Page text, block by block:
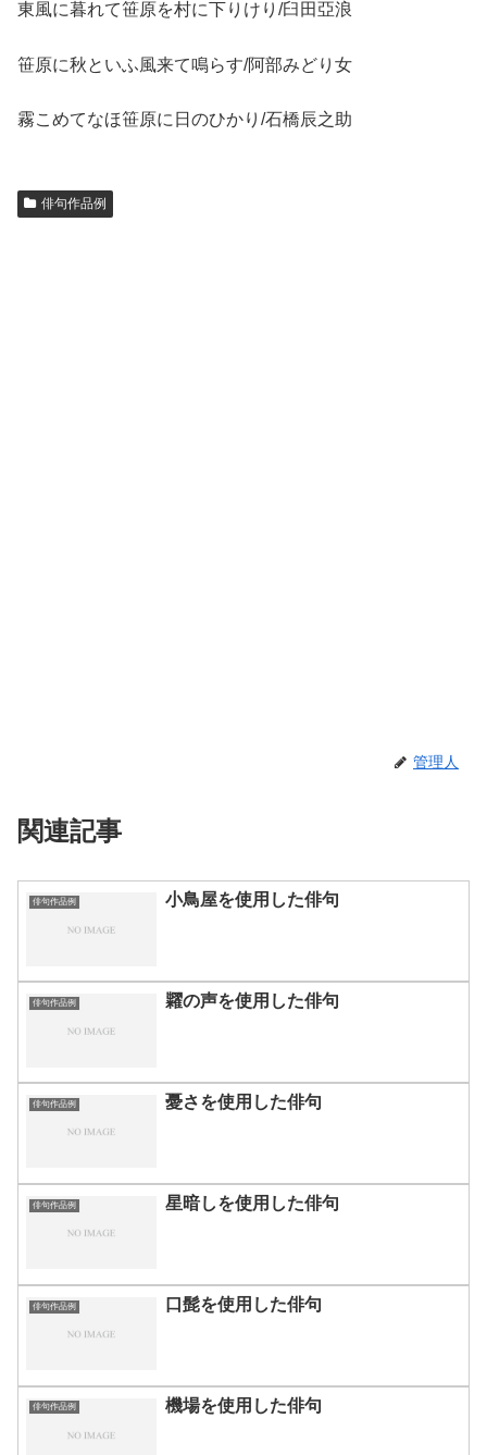
東風に暮れて笹原を村に下りけり/臼田亞浪
笹原に秋といふ風来て鳴らす/阿部みどり女
霧こめてなほ笹原に日のひかり/石橋辰之助
俳句作品例
管理人
関連記事
俳句作品例 小鳥屋を使用した俳句
俳句作品例 糶の声を使用した俳句
俳句作品例 憂さを使用した俳句
俳句作品例 星暗しを使用した俳句
俳句作品例 口髭を使用した俳句
俳句作品例 機場を使用した俳句